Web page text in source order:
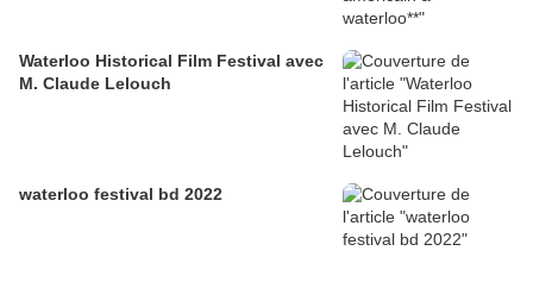
Waterloo Historical Film Festival avec
M. Claude Lelouch
waterloo festival bd 2022